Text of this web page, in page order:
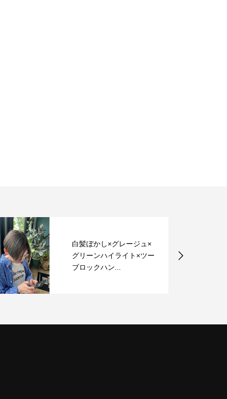
白髪ぼかし×グレージュ×
グリーンハイライト×ツー
ブロックハン...